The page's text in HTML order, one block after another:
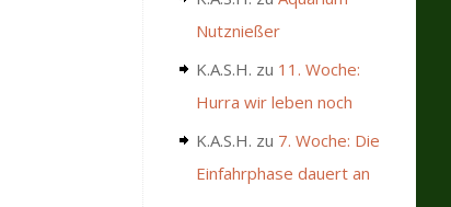
Nutznießer
K.A.S.H. zu 11. Woche:
Hurra wir leben noch
K.A.S.H. zu 7. Woche: Die
Einfahrphase dauert an